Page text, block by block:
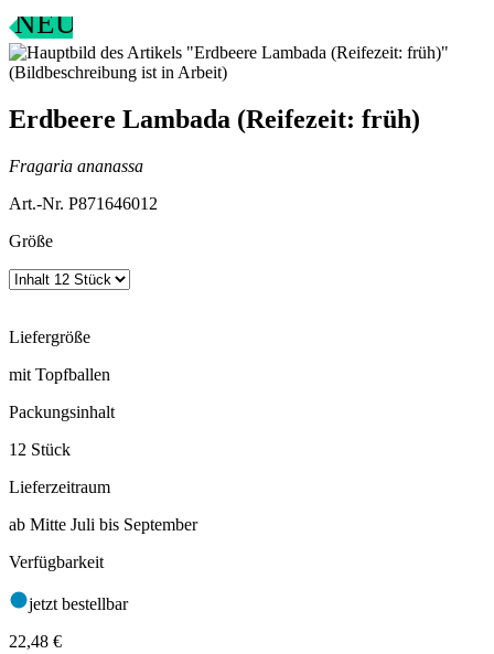
NEU
Erdbeere Lambada (Reifezeit: früh)
Fragaria ananassa
Art.-Nr. P871646012
Größe
Liefergröße
mit Topfballen
Packungsinhalt
12 Stück
Lieferzeitraum
ab Mitte Juli bis September
Verfügbarkeit
jetzt bestellbar
22,48 €